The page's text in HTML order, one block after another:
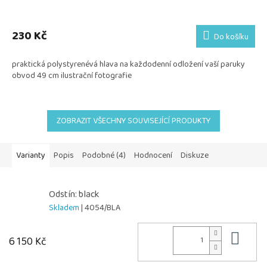
230 Kč Do košíku
praktická polystyrenévá hlava na každodenní odložení vaší paruky
obvod 49 cm ilustrační fotografie
ZOBRAZIT VŠECHNY SOUVISEJÍCÍ PRODUKTY
Varianty Popis Podobné (4) Hodnocení Diskuze
Odstín: black
Skladem| 4054/BLA
6 150 Kč